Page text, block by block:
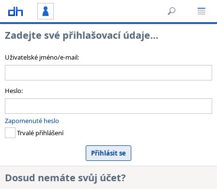
Zadejte své přihlašovací údaje…
Uživatelské jméno/e-mail:
Heslo:
Zapomenuté heslo
Trvalé přihlášení
Dosud nemáte svůj účet?